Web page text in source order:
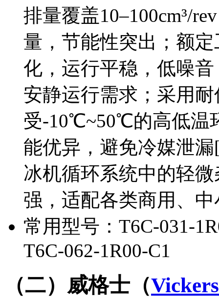
排量覆盖10–100cm³/
量，节能性突出；额
化，运行平稳，低噪
安静运行需求；采用
受-10℃~50℃的高低温
能优异，避免冷媒泄
冰机循环系统中的轻
强，适配各类商用、
常用型号：T6C-031-
T6C-062-1R00-C1
（二）威格士（Vickers